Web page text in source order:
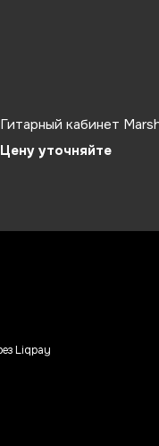
Гитарный кабинет
Цену уточняйте